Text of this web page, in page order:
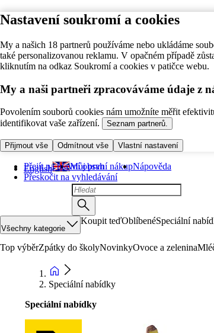
Nastavení soukromí a cookies
My a našich 18 partnerů používáme nebo ukládáme
také personalizovanou reklamu. V opačném případě
kliknutím na odkaz Soukromí a cookies v patičce webu.
My a naši partneři zpracováváme údaje z
Povolením souborů cookies nám umožníte měřit
identifikovat vaše zařízení.
Seznam partnerů.
Přijmout vše Odmítnout vše Vlastní nastavení
Přejít na hlavní obsah
Přeskočit na vyhledávání
English Můj první nákupNápověda
Všechny kategorie
Koupit teďOblíbenéSpeciální
Top výběrZpátky do školyNovinkyOvoce a zelenina
Speciální nabídky
Speciální nabídky